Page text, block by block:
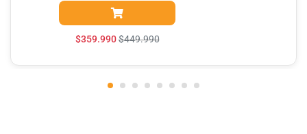
$359.990$449.990